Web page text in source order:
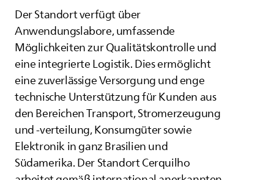
Der Standort verfügt über
Anwendungslabore, umfassende
Möglichkeiten zur Qualitätskontrolle und
eine integrierte Logistik. Dies ermöglicht
eine zuverlässige Versorgung und enge
technische Unterstützung für Kunden aus
den Bereichen Transport, Stromerzeugung
und -verteilung, Konsumgüter sowie
Elektronik in ganz Brasilien und
Südamerika. Der Standort Cerquilho